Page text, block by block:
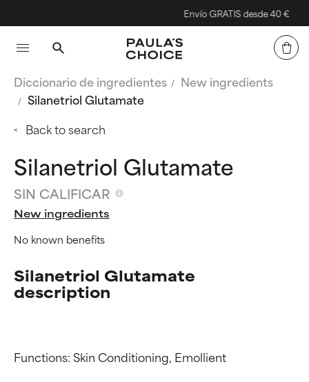
Envío GRATIS desde 40 €
Diccionario de ingredientes
New ingredients
Silanetriol Glutamate
Back to search
Silanetriol Glutamate
SIN CALIFICAR
New ingredients
No known benefits
Silanetriol Glutamate
description
Functions: Skin Conditioning, Emollient